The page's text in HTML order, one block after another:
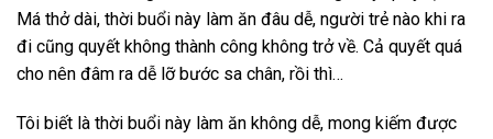
Má thở dài, thời buổi này làm ăn đâu dễ, người trẻ nào khi ra
đi cũng quyết không thành công không trở về. Cả quyết quá
cho nên đâm ra dễ lỡ bước sa chân, rồi thì…
Tôi biết là thời buổi này làm ăn không dễ, mong kiếm được